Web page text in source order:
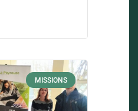
MISSIONS